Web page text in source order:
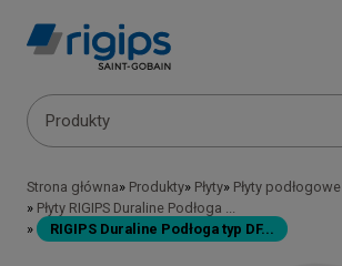
MainProdukty
Ścieżka
nawigacyjna
Strona główna Produkty Płyty
Płyty podłogowe
Płyty RIGIPS Duraline Podłoga ...
RIGIPS Duraline Podłoga typ DF...